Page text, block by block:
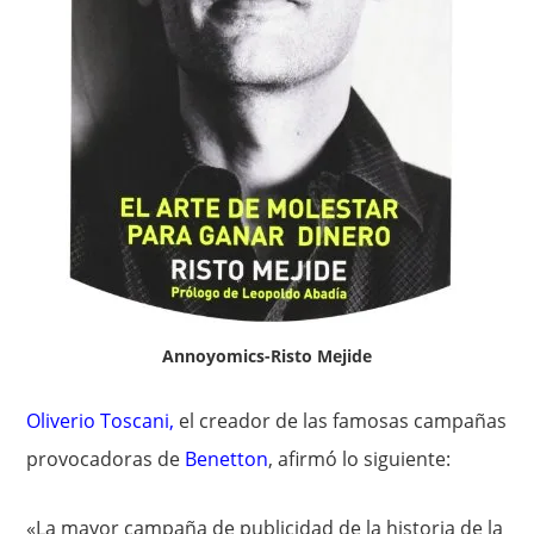
Annoyomics-Risto Mejide
Oliverio Toscani, el creador de las famosas campañas
provocadoras de Benetton, afirmó lo siguiente:
«La mayor campaña de publicidad de la historia de la